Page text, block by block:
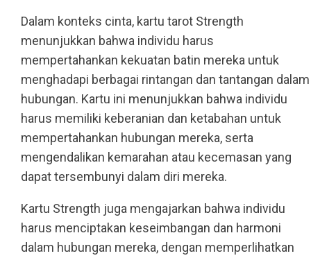
Dalam konteks cinta, kartu tarot Strength
menunjukkan bahwa individu harus
mempertahankan kekuatan batin mereka untuk
menghadapi berbagai rintangan dan tantangan dalam
hubungan. Kartu ini menunjukkan bahwa individu
harus memiliki keberanian dan ketabahan untuk
mempertahankan hubungan mereka, serta
mengendalikan kemarahan atau kecemasan yang
dapat tersembunyi dalam diri mereka.
Kartu Strength juga mengajarkan bahwa individu
harus menciptakan keseimbangan dan harmoni
dalam hubungan mereka, dengan memperlihatkan